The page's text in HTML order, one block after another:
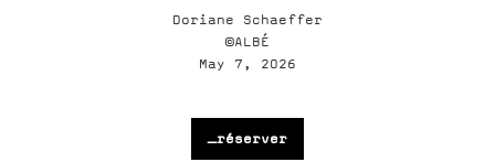
Doriane Schaeffer
©ALBÉ
May 7, 2026
_réserver